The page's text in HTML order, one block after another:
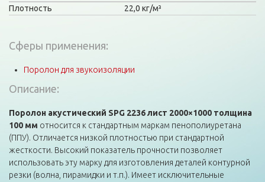
Плотность
22,0 кг/м³
Сферы применения:
Поролон для звукоизоляции
Описание:
Поролон акустический SPG 2236 лист 2000×1000 толщина
100 мм относится к стандартным маркам пенополиуретана
(ППУ). Отличается низкой плотностью при стандартной
жесткости. Высокий показатель прочности позволяет
использовать эту марку для изготовления деталей контурной
резки (волна, пирамидки и т.п.). Имеет исключительные